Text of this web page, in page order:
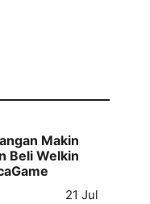
Makin
Beli Welkin
21 Jul